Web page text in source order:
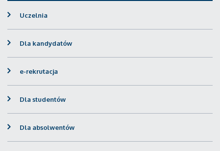
Uczelnia
Dla kandydatów
e-rekrutacja
Dla studentów
Dla absolwentów